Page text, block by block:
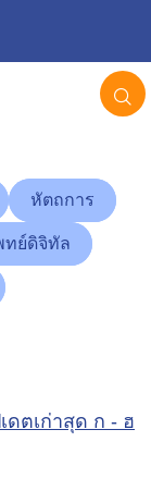
หัตถการ
ทย์ดิจิทัล
หัตถการ
ทย์ดิจิทัล
ดตเก่าสุด ก - ฮ